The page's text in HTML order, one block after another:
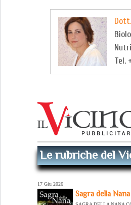
Tel.
Le rubriche del
17 Giu 2026
Sagra della Nana